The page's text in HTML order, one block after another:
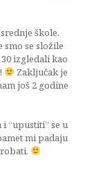
škole.
smo se složile
izgledali kao
Zaključak je
još 2 godine
“upustiti” se u
mi padaju